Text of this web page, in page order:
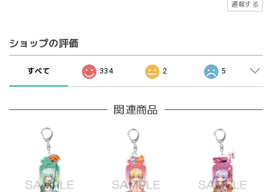
通報する
ショップの評価
すべて 334 2 5
関連商品